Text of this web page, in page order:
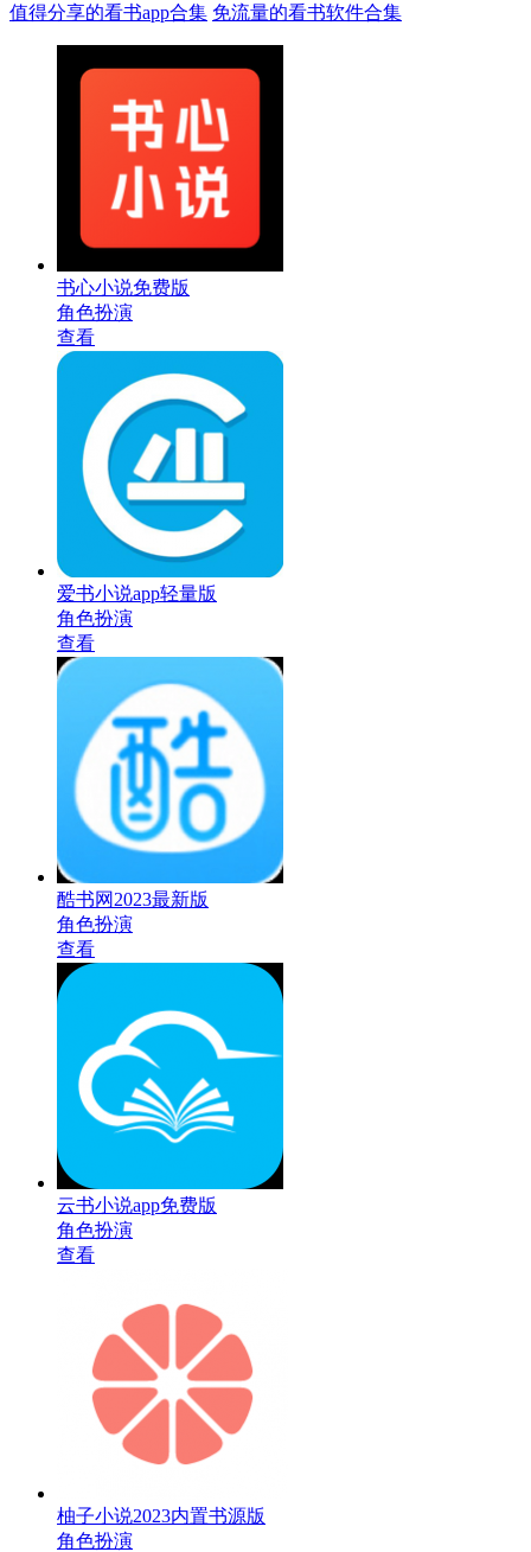
值得分享的看书app合集 免流量的看书软件合集
书心小说免费版
角色扮演
查看
爱书小说app轻量版
角色扮演
查看
酷书网2023最新版
角色扮演
查看
云书小说app免费版
角色扮演
查看
柚子小说2023内置书源版
角色扮演